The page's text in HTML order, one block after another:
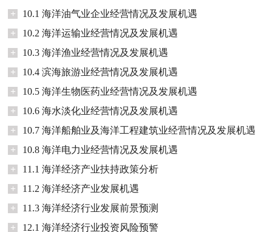
+
10.1 海洋油气业企业经营情况及发展机遇
+
10.2 海洋运输业经营情况及发展机遇
+
10.3 海洋渔业经营情况及发展机遇
+
10.4 滨海旅游业经营情况及发展机遇
+
10.5 海洋生物医药业经营情况及发展机遇
+
10.6 海水淡化业经营情况及发展机遇
+
10.7 海洋船舶业及海洋工程建筑业经营情况及发展机遇
+
10.8 海洋电力业经营情况及发展机遇
+
11.1 海洋经济产业扶持政策分析
+
11.2 海洋经济产业发展机遇
+
11.3 海洋经济行业发展前景预测
+
12.1 海洋经济行业投资风险预警